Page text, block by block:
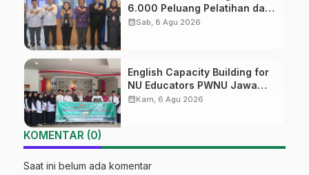
6.000 Peluang Pelatihan dan
Sertifikasi bagi Lulusan SMK
calendar_monthSab, 8 Agu 2026
English Capacity Building for
NU Educators PWNU Jawa
Tengah Batch#4; Membuka
calendar_monthKam, 6 Agu 2026
KOMENTAR (0)
Saat ini belum ada komentar